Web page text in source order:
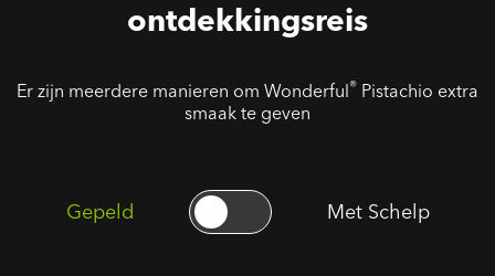
ontdekkingsreis
Er zijn meerdere manieren om Wonderful® Pistachio extra
smaak te geven
Gepeld Met Schelp